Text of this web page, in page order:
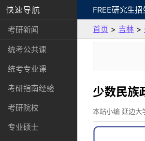
快速导航
考研新闻
统考公共课
统考专业课
考研指南经验
考研院校
专业硕士
FREE研究生招
首页 > 吉林 >
少数民族
本站小编 延边